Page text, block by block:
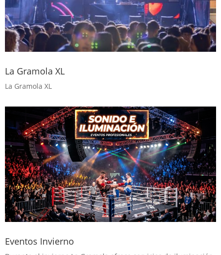
La Gramola XL
La Gramola XL
Eventos Invierno